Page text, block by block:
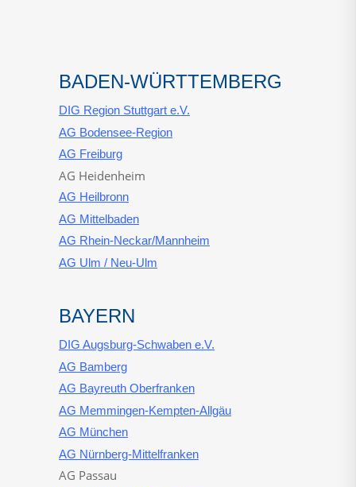
BADEN-WÜRTTEMBERG
DIG Region Stuttgart e.V.
AG Bodensee-Region
AG Freiburg
AG Heidenheim
AG Heilbronn
AG Mittelbaden
AG Rhein-Neckar/Mannheim
AG Ulm / Neu-Ulm
BAYERN
DIG Augsburg-Schwaben e.V.
AG Bamberg
AG Bayreuth Oberfranken
AG Memmingen-Kempten-Allgäu
AG München
AG Nürnberg-Mittelfranken
AG Passau